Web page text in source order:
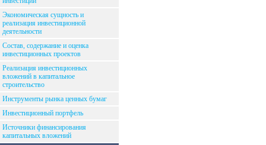
Экономическая сущность и
реализация инвестиционной
деятельности
Состав, содержание и оценка
инвестиционных проектов
Реализация инвестиционных
вложений в капитальное
строительство
Инструменты рынка ценных бумаг
Инвестиционный портфель
Источники финансирования
капитальных вложений